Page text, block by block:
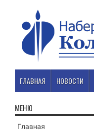
ГЛАВНАЯ НОВОСТИ
МЕНЮ
Главная